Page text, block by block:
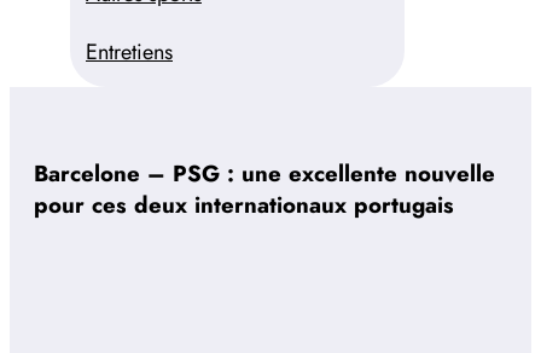
Entretiens
Barcelone – PSG : une excellente nouvelle
pour ces deux internationaux portugais